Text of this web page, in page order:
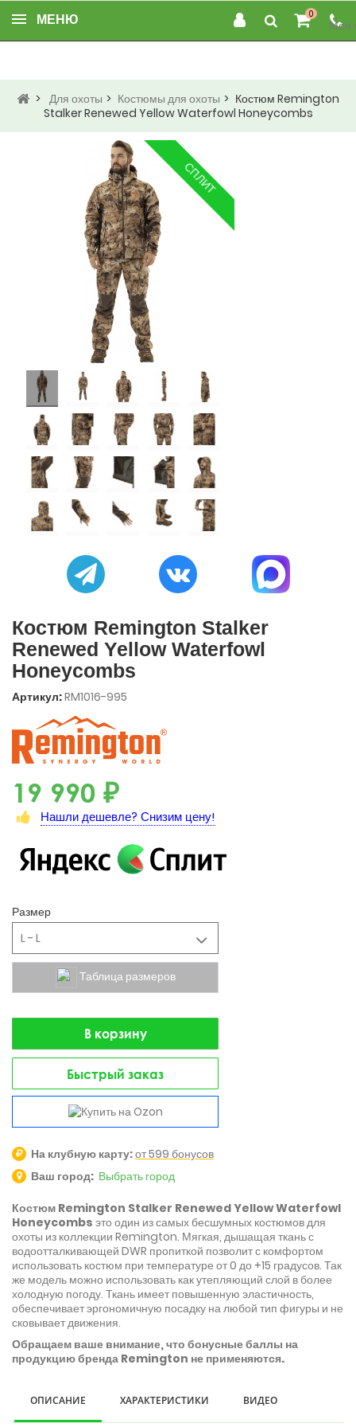
МЕНЮ Моя
0
> Для охоты > Костюмы для охоты > Костюм Remington
Stalker Renewed Yellow Waterfowl Honeycombs
СПЛИТ
Костюм Remington Stalker
Renewed Yellow Waterfowl
Honeycombs
Артикул:RM1016-995
19 990 ₽
Нашли дешевле? Снизим цену!
Размер
L - L
Таблица размеров
В корзину
Быстрый заказ
На клубную карту:от 599 бонусов
Ваш город: Выбрать город
Костюм Remington Stalker Renewed Yellow Waterfowl
Honeycombs это один из самых бесшумных костюмов для
охоты из коллекции Remington. Мягкая, дышащая ткань с
водоотталкивающей DWR пропиткой позволит с комфортом
использовать костюм при температуре от 0 до +15 градусов. Так
же модель можно использовать как утепляющий слой в более
холодную погоду. Ткань имеет повышенную эластичность,
обеспечивает эргономичную посадку на любой тип фигуры и не
сковывает движения.
Обращаем ваше внимание, что бонусные баллы на
продукцию бренда Remington не применяются.
ОПИСАНИЕ ХАРАКТЕРИСТИКИ ВИДЕО